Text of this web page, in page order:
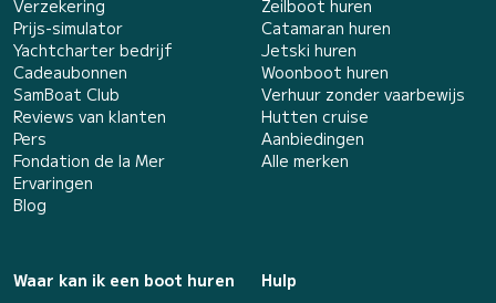
Verzekering
Prijs-simulator
Yachtcharter bedrijf
Cadeaubonnen
SamBoat Club
Reviews van klanten
Pers
Fondation de la Mer
Ervaringen
Blog
Zeilboot huren
Catamaran huren
Jetski huren
Woonboot huren
Verhuur zonder vaarbewijs
Hutten cruise
Aanbiedingen
Alle merken
Waar kan ik een boot huren
Hulp